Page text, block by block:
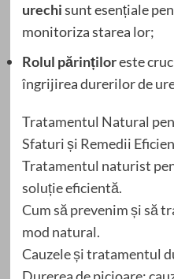
urechisunt esențiale
monitoriza starea lor;
Rolul părințiloreste
îngrijirea durerilor de
Tratamentul Natural
Sfaturi și Remedii
Tratamentul naturist
soluție eficientă.
Cum să prevenim și să
mod natural.
Cauzele și tratamentul